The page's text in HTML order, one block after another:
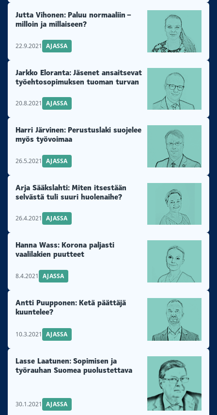
Jutta Vihonen: Paluu normaaliin –
milloin ja millaiseen?
22.9.2021 AJASSA
Jarkko Eloranta: Jäsenet ansaitsevat
työehtosopimuksen tuoman turvan
20.8.2021 AJASSA
Harri Järvinen: Perustuslaki suojelee
myös työvoimaa
26.5.2021 AJASSA
Arja Sääkslahti: Miten itsestään
selvästä tuli suuri huolenaihe?
26.4.2021 AJASSA
Hanna Wass: Korona paljasti
vaalilakien puutteet
8.4.2021 AJASSA
Antti Puupponen: Ketä päättäjä
kuuntelee?
10.3.2021 AJASSA
Lasse Laatunen: Sopimisen ja
työrauhan Suomea puolustettava
30.1.2021 AJASSA